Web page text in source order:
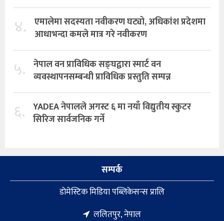
४. एमालेमा सदस्यता नवीकरण घट्यो, अधिकांश प्रदेशमा
आधाभन्दा कमले मात्र गरे नवीकरण
५. नेपाल वन प्राविधिक सङ्घद्वारा स्मार्ट वन
व्यवस्थापनसम्बन्धी प्राविधिक प्रस्तुति सम्पन्न
६. YADEA नेपालले अगस्ट ६ मा नयाँ विद्युतीय स्कुटर
सिरिज सार्वजनिक गर्ने
सम्पर्क
डाेमेस्टिक मिडिया पब्लिकेसन्स प्रालि
ललितपुर, नेपाल